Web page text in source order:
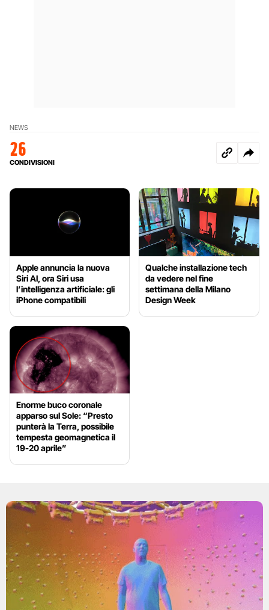
NEWS
26
CONDIVISIONI
Apple annuncia la nuova
Siri AI, ora Siri usa
l’intelligenza artificiale: gli
iPhone compatibili
Qualche installazione tech
da vedere nel fine
settimana della Milano
Design Week
Enorme buco coronale
apparso sul Sole: “Presto
punterà la Terra, possibile
tempesta geomagnetica il
19-20 aprile”